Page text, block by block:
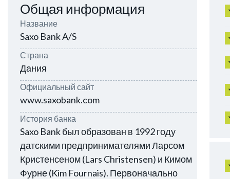
Общая информация
Название
Saxo Bank A/S
Страна
Дания
Официальный сайт
www.saxobank.com
История банка
Saxo Bank был образован в 1992 году
датскими предпринимателями Ларсом
Кристенсеном (Lars Christensen) и Кимом
Фурне (Kim Fournais). Первоначально